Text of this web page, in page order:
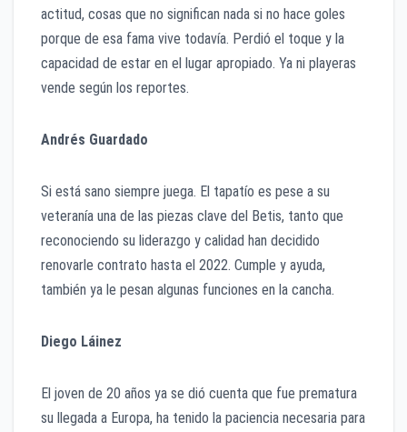
actitud, cosas que no significan nada si no hace goles
porque de esa fama vive todavía. Perdió el toque y la
capacidad de estar en el lugar apropiado. Ya ni playeras
vende según los reportes.
Andrés Guardado
Si está sano siempre juega. El tapatío es pese a su
veteranía una de las piezas clave del Betis, tanto que
reconociendo su liderazgo y calidad han decidido
renovarle contrato hasta el 2022. Cumple y ayuda,
también ya le pesan algunas funciones en la cancha.
Diego Láinez
El joven de 20 años ya se dió cuenta que fue prematura
su llegada a Europa, ha tenido la paciencia necesaria para